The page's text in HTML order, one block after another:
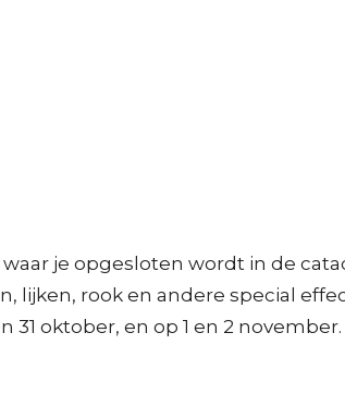
je opgesloten wordt in de
rook en andere special
oktober, en op 1 en 2